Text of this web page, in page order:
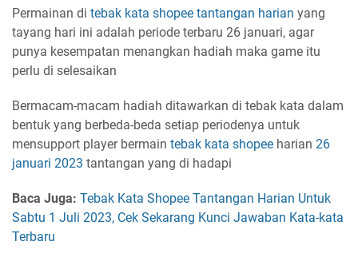
Permainan di tebak kata shopee tantangan harian yang
tayang hari ini adalah periode terbaru 26 januari, agar
punya kesempatan menangkan hadiah maka game itu
perlu di selesaikan
Bermacam-macam hadiah ditawarkan di tebak kata dalam
bentuk yang berbeda-beda setiap periodenya untuk
mensupport player bermain tebak kata shopee harian 26
januari 2023 tantangan yang di hadapi
Baca Juga: Tebak Kata Shopee Tantangan Harian Untuk
Sabtu 1 Juli 2023, Cek Sekarang Kunci Jawaban Kata-kata
Terbaru